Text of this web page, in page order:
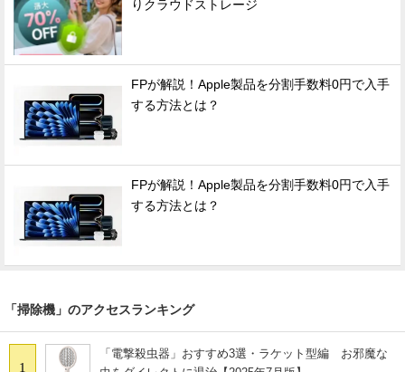
りクラウドストレージ
FPが解説！Apple製品を分割手数料0円で入手
する方法とは？
FPが解説！Apple製品を分割手数料0円で入手
する方法とは？
「掃除機」のアクセスランキング
1
「電撃殺虫器」おすすめ3選・ラケット型編 お邪魔な